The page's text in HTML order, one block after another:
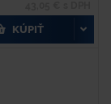
KÚPIŤ